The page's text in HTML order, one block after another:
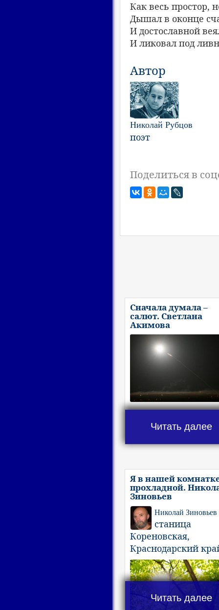
Как весь простор,
Дышал в оконце
И достославной
И ликовал под
Автор
Николай Рубцов
поэт
Поделиться в
Сначала думала –
салют. Светлана
Акимова
Читать далее
Я в нашей
прохладной.
Зиновьев
Николай Зиновьев
станица
Кореновская,
Краснодарский
Читать далее